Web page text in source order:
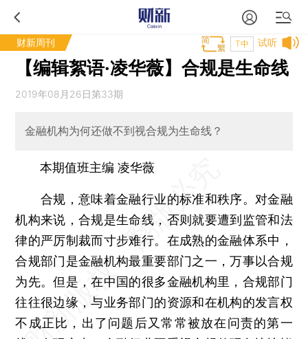
财新周刊 试听
T中
【编辑絮语·凌华薇】合规是生命线
2019年08月26日第33期
金融机构为何还做不到视合规为生命线？
本期值班主编 凌华薇
合规，意味着金融行业的标准和秩序。对金融
机构来说，合规是生命线，否则就要遭到监管和法
律的严厉制裁而寸步难行。在成熟的金融体系中，
合规部门是金融机构最重要部门之一，万事以合规
为先。但是，在中国的很多金融机构里，合规部门
往往很边缘，与业务部门的资源和在机构的发言权
不成正比，出了问题后又常常被放在问责的第一